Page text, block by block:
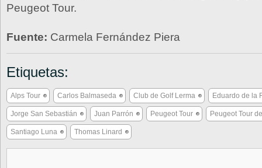
Peugeot Tour.
Fuente: Carmela Fernández Piera
Etiquetas:
Alps Tour Carlos Balmaseda Club de Golf Lerma Eduardo de la
Jorge San Sebastián Juan Parrón Peugeot Tour Peugeot Tour
Santiago Luna Thomas Linard